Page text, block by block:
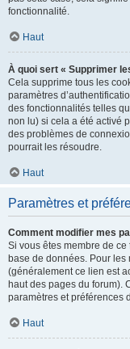
fonctionnalité.
Haut
À quoi sert « Supprimer
Cela supprime tous les
paramètres
des fonctionnalités telles
non lu) si cela a été activé
des problèmes de
pourrait les résoudre.
Haut
Paramètres et
Comment modifier mes
Si vous êtes membre de
base de données. Pour les
(généralement ce lien est
haut des pages du forum).
paramètres et préférences
Haut